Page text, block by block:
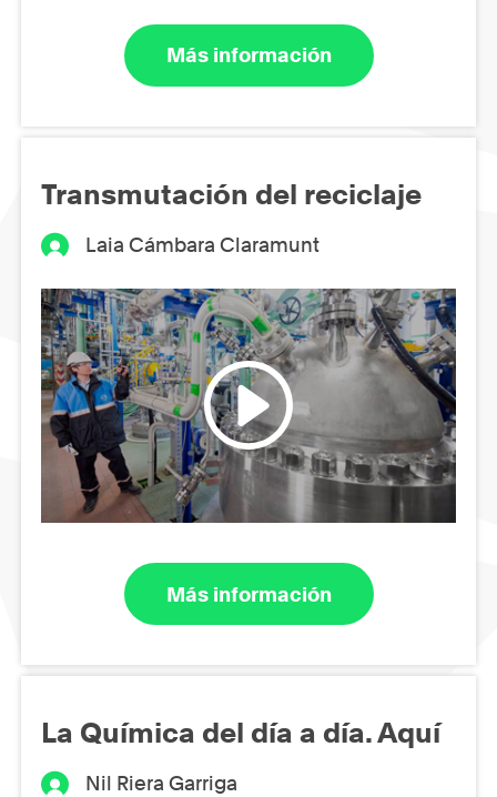
Más información
Transmutación del reciclaje
Laia Cámbara Claramunt
Más información
La Química del día a día. Aquí
Nil Riera Garriga